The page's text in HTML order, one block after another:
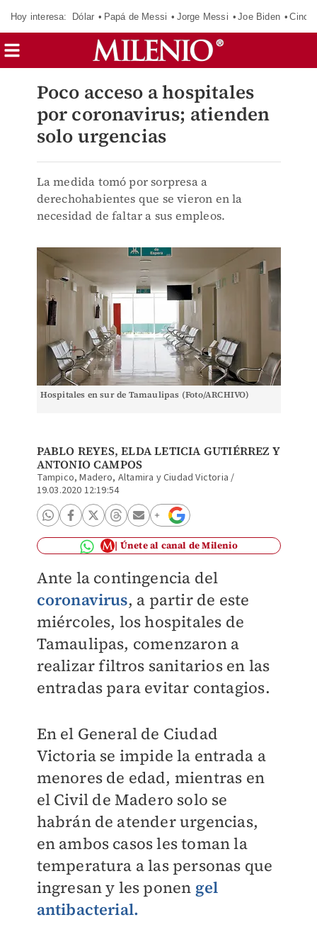
Hoy interesa: Dólar Papá de Messi Jorge Messi Joe Biden
Poco acceso a hospitales
por coronavirus; atienden
solo urgencias
La medida tomó por sorpresa a
derechohabientes que se vieron en la
necesidad de faltar a sus empleos.
Hospitales en sur de Tamaulipas (Foto/ARCHIVO)
PABLO REYES, ELDA LETICIA GUTIÉRREZ Y
ANTONIO CAMPOS
Tampico, Madero, Altamira y Ciudad Victoria /
19.03.2020 12:19:54
Únete al canal de Milenio
Ante la contingencia del
coronavirus, a partir de este
miércoles, los hospitales de
Tamaulipas, comenzaron a
realizar filtros sanitarios en las
entradas para evitar contagios.
En el General de Ciudad
Victoria se impide la entrada a
menores de edad, mientras en
el Civil de Madero solo se
habrán de atender urgencias,
en ambos casos les toman la
temperatura a las personas que
ingresan y les ponen gel
antibacterial.